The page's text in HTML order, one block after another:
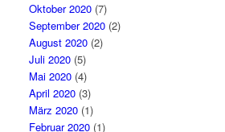
Oktober 2020 (7)
September 2020 (2)
August 2020 (2)
Juli 2020 (5)
Mai 2020 (4)
April 2020 (3)
März 2020 (1)
Februar 2020 (1)